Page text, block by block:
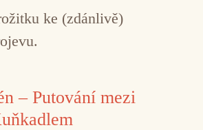
ke (zdánlivě)
– Putování mezi